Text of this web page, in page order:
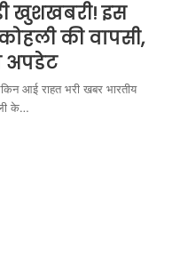
खुशखबरी! इस
की वापसी,
अपडेट
आई राहत भरी खबर भारतीय
के…